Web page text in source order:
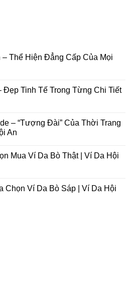
– Thể Hiện Đẳng Cấp Của Mọi
Đẹp Tinh Tế Trong Từng Chi Tiết
– “Tượng Đài” Của Thời Trang
An
Mua Ví Da Bò Thật | Ví Da Hội
Chọn Ví Da Bò Sáp | Ví Da Hội